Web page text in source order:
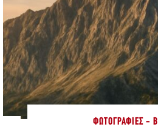
ΦΩΤΟΓΡΑΦΊΕΣ -